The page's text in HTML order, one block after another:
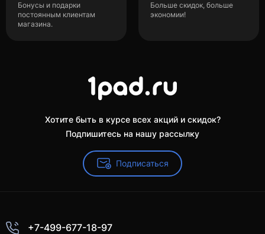
Бонусы и подарки
постоянным клиентам
магазина.
Больше скидок, больше
экономии!
Хотите быть в курсе всех акций и скидок?
Подпишитесь на нашу рассылку
Подписаться
+7-499-677-18-97